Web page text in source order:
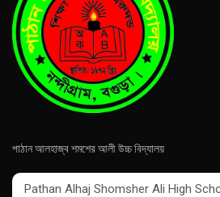
পাঠান আলহাজ্ব শমশের আলী উচ্চ বিদ্যালয়
Pathan Alhaj Shomsher Ali High
Pathan Alhaj Shomsher Ali High